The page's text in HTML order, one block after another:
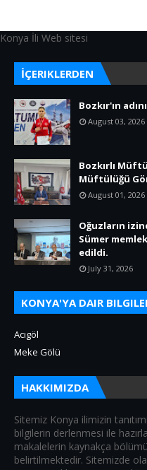
Konya İli Web sitesi
İÇERIKLERDEN
Bozkır'ın
August 03, 2026
Bozkırlı
Müftülüğü
August 01, 2026
Oğuzların
Sümer
edildi.
July 31, 2026
KONYA'YA DAIR
Acıgöl
Meke Gölü
HAKKIMIZDA
Sitemiz Konya ilimizin
bilgilerin derlenmesi ile
makalelerin kaynakça
belirtilmektedir. Sitemizde